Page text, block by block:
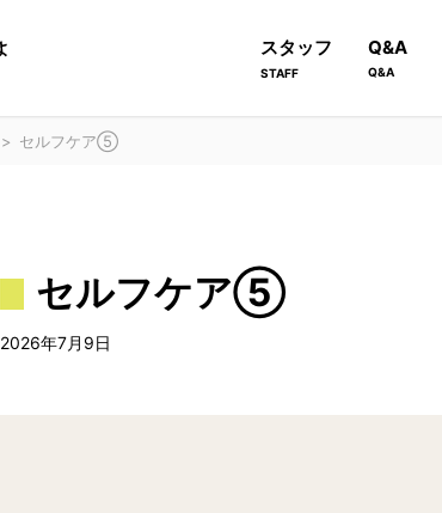
スタッフ
STAFF
Q&A
Q&A
セルフケア⑤
セルフケア⑤
2026年7月9日